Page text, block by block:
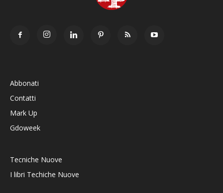
Abbonati
Contatti
Mark Up
Gdoweek
Tecniche Nuove
I libri Techiche Nuove